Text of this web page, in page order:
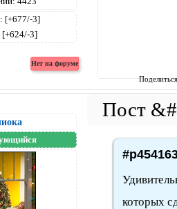
[+677/-3]
[+624/-3]
которых